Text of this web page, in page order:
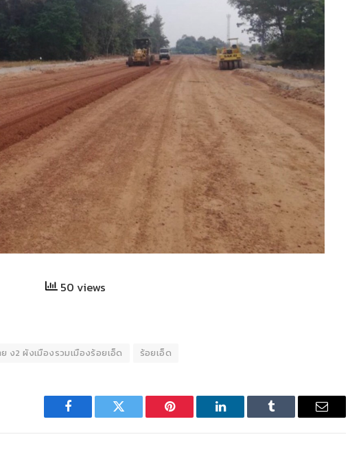
50 views
ง2 ผังเมืองรวมเมืองร้อยเอ็ด ร้อยเอ็ด
Facebook Twitter Pinterest LinkedIn Tumblr Email